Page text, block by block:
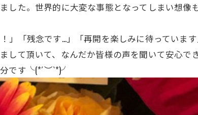
た。世界的に大変な事態となってしまい想像
「残念です…」「再開を楽しみに待っていま
て頂いて、なんだか皆様の声を聞いて安心で
です╰(*´︶`*)╯